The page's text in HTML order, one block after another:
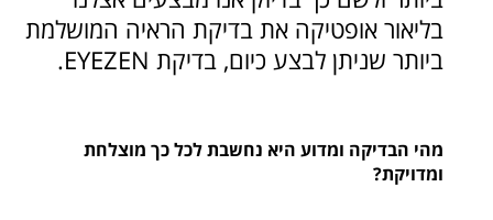
בליאור אופטיקה את בדיקת הראיה המושלמת
ביותר שניתן לבצע כיום, בדיקת EYEZEN.
מהי הבדיקה ומדוע היא נחשבת לכל כך מוצלחת
ומדויקת?